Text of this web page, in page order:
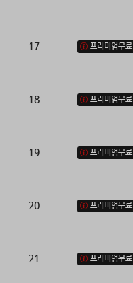
17 프리미엄무료
18 프리미엄무료
19 프리미엄무료
20 프리미엄무료
21 프리미엄무료